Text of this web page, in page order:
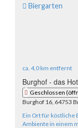
Biergarten
ca. 4,0 km entfernt
Burghof - das
Geschlossen
Burghof 16, 64753
Ein Ort für köstliche
Ambiente in einem